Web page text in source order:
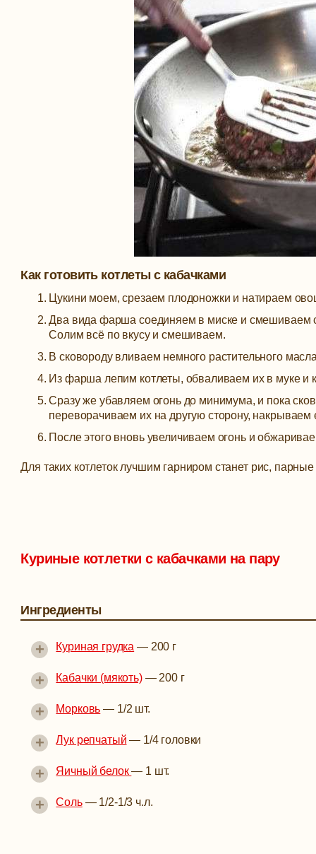
Как готовить котлеты с кабачками
Цукини моем, срезаем плодоножки и натираем
Два вида фарша соединяем в миске и смешиваем
Солим всё по вкусу и смешиваем.
В сковороду вливаем немного растительного
Из фарша лепим котлеты, обваливаем их в муке и
Сразу же убавляем огонь до минимума, и пока
переворачиваем их на другую сторону,
После этого вновь увеличиваем огонь и
Для таких котлеток лучшим гарниром станет рис,
Куриные котлетки с кабачками на пару
Ингредиенты
Куриная грудка — 200 г
+
Кабачки (мякоть)— 200 г
+
Морковь — 1/2 шт.
+
Лук репчатый — 1/4 головки
+
Яичный белок— 1 шт.
+
Соль— 1/2-1/3 ч.л.
+